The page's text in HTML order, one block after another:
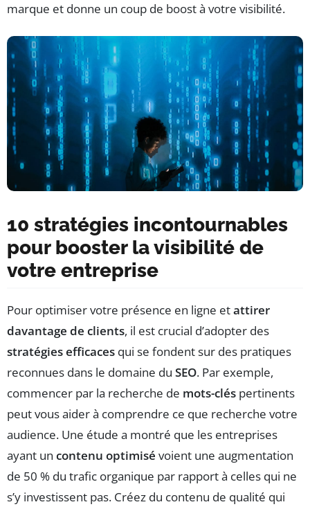
marque et donne un coup de boost à votre visibilité.
10 stratégies incontournables
pour booster la visibilité de
votre entreprise
Pour optimiser votre présence en ligne etattirer
davantage de clients, il est crucial d’adopter des
stratégies efficaces qui se fondent sur des pratiques
reconnues dans le domaine du SEO. Par exemple,
commencer par la recherche de mots-clés pertinents
peut vous aider à comprendre ce que recherche votre
audience. Une étude a montré que les entreprises
ayant un contenu optimisé voient une augmentation
de 50 % du trafic organique par rapport à celles qui ne
s’y investissent pas. Créez du contenu de qualité qui